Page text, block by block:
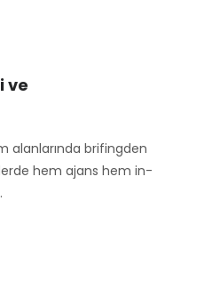
ve
alanlarında brifingden
hem ajans hem in-